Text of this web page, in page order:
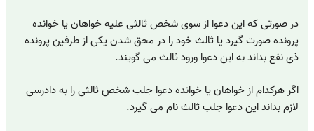
در صورتی که این دعوا از سوی شخص ثالثی علیه خواهان یا خوانده
پرونده صورت گیرد یا ثالث خود را در محق شدن یکی از طرفین پرونده
ذی نفع بداند به این دعوا ورود ثالث می گویند.
اگر هرکدام از خواهان یا خوانده دعوا جلب شخص ثالثی را به دادرسی
لازم بداند این دعوا جلب ثالث نام می گیرد.